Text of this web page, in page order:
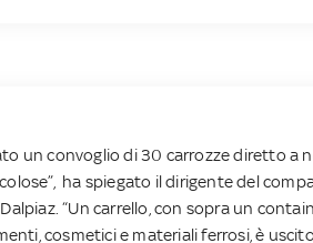
un convoglio di 30 carrozze diretto a
ha spiegato il dirigente del
“Un carrello, con sopra un
cosmetici e materiali ferrosi, è